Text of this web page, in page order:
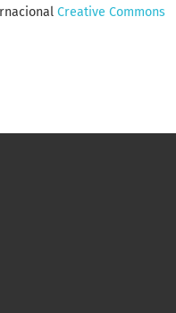
Creative Commons